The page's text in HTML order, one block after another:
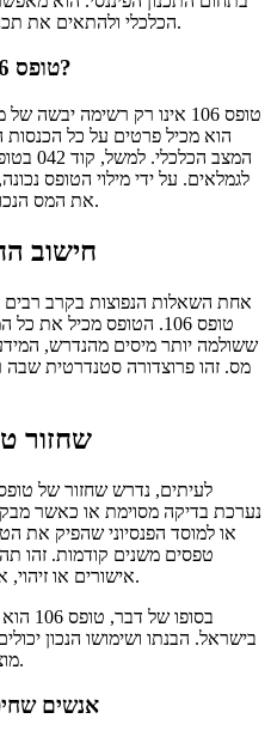
הכלכלי ולהתאים את תכנון ההוצאות והחסכונות שלו בהתאם.
טופס 106: מה זה ואיך משתמשים בו?
טופס 106 אינו רק רשימה
הוא מכיל פרטים על כל
המצב
לגמלאים. על ידי מילוי הטופס
את המס הנכון ולא יפספס הזדמנויות לחיסכון במס.
חישוב
אחת השאלות הנפוצות בקרב רבים
טופס 106. הטופס מכיל
ששולמה יותר מיסים מהנדרש,
מס. זהו פרוצדורה סטנדרטית שבה
שחזור טופס 106
נערכת בדיקה מסוימת או כאשר
או למוסד הפנסיוני שהפיק את
טפסים משנים קודמות. זהו
אישורים או זיהוי, אך הוא חיוני לשקיפות פיננסית מלאה.
בישראל. הבנתו ושימושו הנכון
מוצלח לבין פספוסים ובלבולים מיותרים.
אנשים